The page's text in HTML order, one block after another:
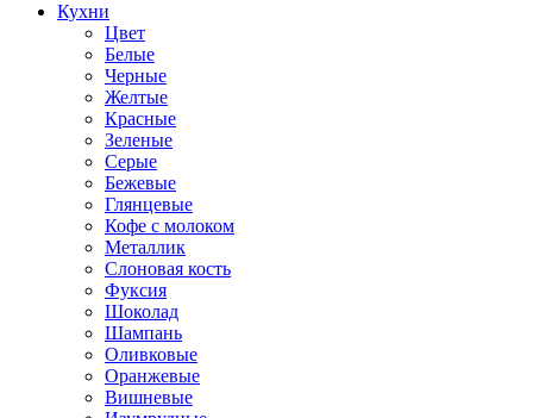
Кухни
Цвет
Белые
Черные
Желтые
Красные
Зеленые
Серые
Бежевые
Глянцевые
Кофе с молоком
Металлик
Слоновая кость
Фуксия
Шоколад
Шампань
Оливковые
Оранжевые
Вишневые